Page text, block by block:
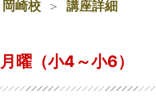
岡崎校 講座詳細
曜（小4～小6）